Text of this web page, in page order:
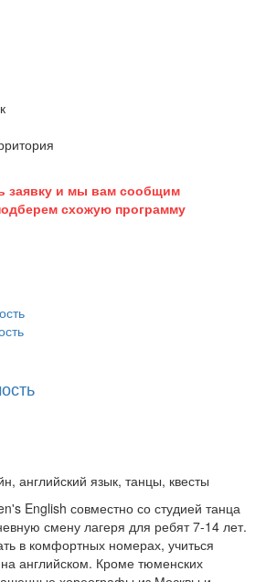
заявку и мы вам сообщим
схожую программу
английский язык, танцы, квесты
English совместно со студией танца
смену лагеря для ребят 7-14 лет.
в комфортных номерах, учиться
на английском. Кроме тюменских